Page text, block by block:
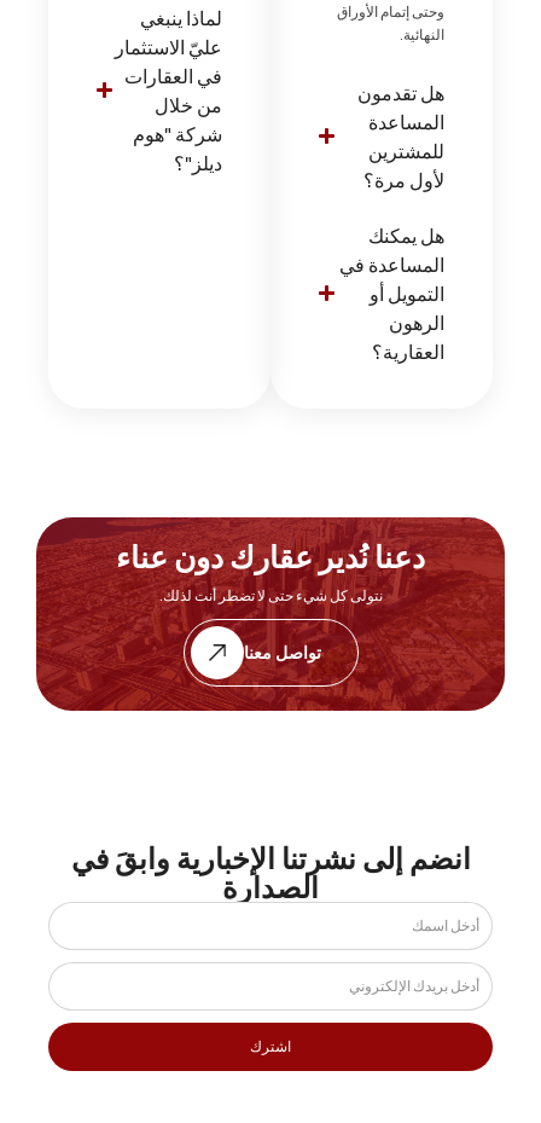
وحتى إتمام الأوراق
النهائية.
هل تقدمون
المساعدة
للمشترين
لأول مرة؟
هل يمكنك
المساعدة في
التمويل أو
الرهون
العقارية؟
لماذا ينبغي
عليّ الاستثمار
في العقارات
من خلال
شركة "هوم
ديلز"؟
دعنا نُدير عقارك دون عناء
نتولى كل شيء حتى لا تضطر أنت لذلك.
تواصل معنا
انضم إلى نشرتنا الإخبارية وابقَ في
الصدارة
اشترك